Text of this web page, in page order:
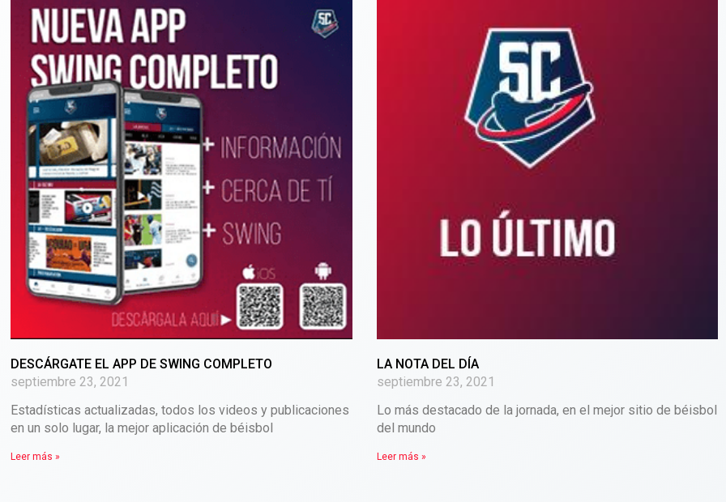
DESCÁRGATE EL APP DE SWING COMPLETO
septiembre 23, 2021
Estadísticas actualizadas, todos los videos y publicaciones
en un solo lugar, la mejor aplicación de béisbol
Leer más »
LA NOTA DEL DÍA
septiembre 23, 2021
Lo más destacado de la jornada, en el mejor sitio de béisbol
del mundo
Leer más »